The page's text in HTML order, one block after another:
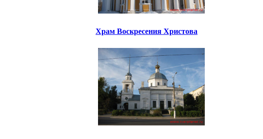
Храм Воскресения Христова